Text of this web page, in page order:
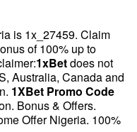
is 1x_27459. Claim
of 100% up to
1xBetdoes not
Australia, Canada and
1XBet Promo Code
Bonus & Offers.
Offer Nigeria. 100%